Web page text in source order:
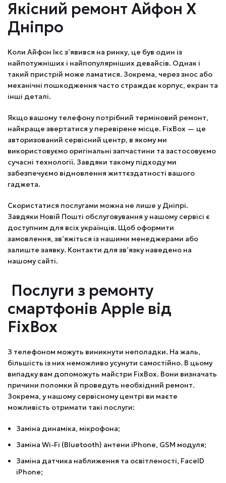
Якісний ремонт Айфон Х
Дніпро
Коли Айфон Ікс з’явився на ринку, це був один із
найпотужніших і найпопулярніших девайсів. Однак і
такий пристрій може ламатися. Зокрема, через знос або
механічні пошкодження часто страждає корпус, екран та
інші деталі.
Якщо вашому телефону потрібний терміновий ремонт,
найкраще звертатися у перевірене місце. FixBox — це
авторизований сервісний центр, в якому ми
використовуємо оригінальні запчастини та застосовуємо
сучасні технології. Завдяки такому підходу ми
забезпечуємо відновлення життєздатності вашого
гаджета.
Скористатися послугами можна не лише у Дніпрі.
Завдяки Новій Пошті обслуговування у нашому сервісі є
доступним для всіх українців. Щоб оформити
замовлення, зв’яжіться із нашими менеджерами або
залиште заявку. Контакти для зв’язку наведено на
нашому сайті.
Послуги з ремонту
смартфонів Apple від
FixBox
З телефоном можуть виникнути неполадки. На жаль,
більшість із них неможливо усунути самостійно. В цьому
випадку вам допоможуть майстри FixBox. Вони визначать
причини поломки й проведуть необхідний ремонт.
Зокрема, у нашому сервісному центрі ви маєте
можливість отримати такі послуги:
Заміна динаміка, мікрофона;
Заміна Wi-Fi (Bluetooth) антени iPhone, GSM модуля;
Заміна датчика наближення та освітленості, FaceID
iPhone;